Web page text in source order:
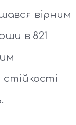
вірним
в 821